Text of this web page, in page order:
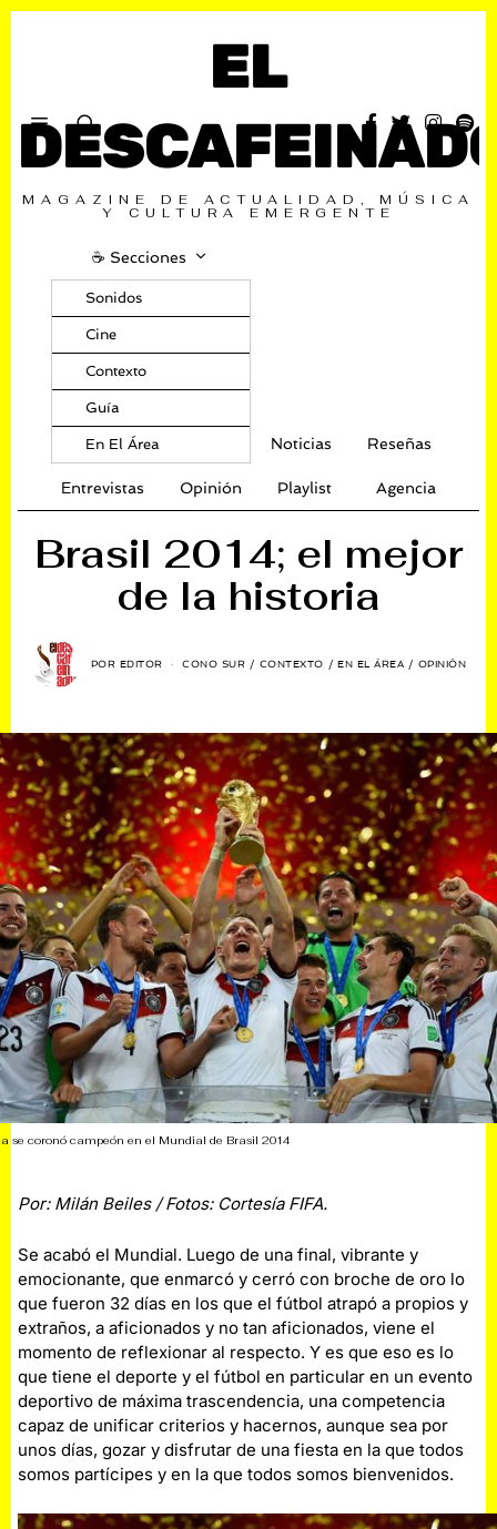
EL
MAGAZINE DE ACTUALIDAD, MÚSICA
Y CULTURA EMERGENTE
☕️ Secciones
Sonidos
Cine
Contexto
Guía
En El Área Noticias Reseñas
Entrevistas Opinión Playlist Agencia
Brasil 2014; el mejor
de la historia
POR EDITOR CONO SUR / CONTEXTO / EN EL ÁREA / OPINIÓN
se coronó campeón en el Mundial de Brasil 2014
Por: Milán Beiles / Fotos: Cortesía FIFA.
Se acabó el Mundial. Luego de una final, vibrante y
emocionante, que enmarcó y cerró con broche de oro lo
que fueron 32 días en los que el fútbol atrapó a propios y
extraños, a aficionados y no tan aficionados, viene el
momento de reflexionar al respecto. Y es que eso es lo
que tiene el deporte y el fútbol en particular en un evento
deportivo de máxima trascendencia, una competencia
capaz de unificar criterios y hacernos, aunque sea por
unos días, gozar y disfrutar de una fiesta en la que todos
somos partícipes y en la que todos somos bienvenidos.